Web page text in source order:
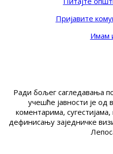
Пријавите
Имам
Ради бољег сагледавања
учешће јавности је од
коментарима,
дефинисању заједничке